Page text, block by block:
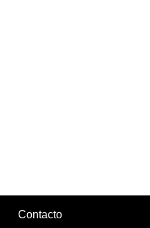
Contacto